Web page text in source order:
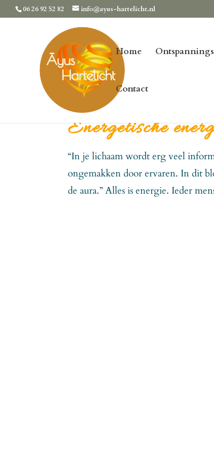
06 26 92 52 82 info@ayus-hartelicht.nl
Home
Contact
Energetische
“In je lichaam wordt erg veel
ongemakken door ervaren. In dit
de aura.” Alles is energie. Ieder